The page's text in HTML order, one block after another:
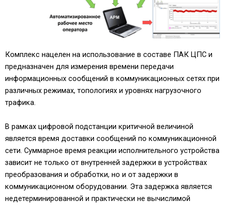
Комплекс нацелен на использование в составе ПАК ЦПС и
предназначен для измерения времени передачи
информационных сообщений в коммуникационных сетях при
различных режимах, топологиях и уровнях нагрузочного
трафика.
В рамках цифровой подстанции критичной величиной
является время доставки сообщений по коммуникационной
сети. Суммарное время реакции исполнительного устройства
зависит не только от внутренней задержки в устройствах
преобразования и обработки, но и от задержки в
коммуникационном оборудовании. Эта задержка является
недетерминированной и практически не вычислимой